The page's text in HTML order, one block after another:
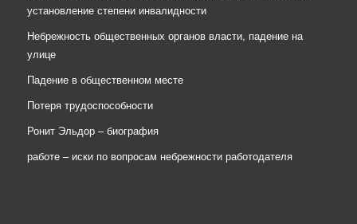
установление степени инвалидности
Небрежность общественных органов власти, падение на
улице
Падение в общественном месте
Потеря трудоспособности
Ронит Эльдор – биография
работе – иски по вопросам небрежности работодателя